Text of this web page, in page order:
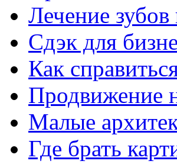
Лечение
Сдэк для
Как
Продвижение
Малые
Где брать